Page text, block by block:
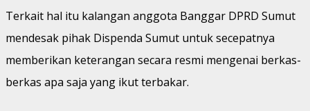
Terkait hal itu kalangan anggota Banggar DPRD Sumut
mendesak pihak Dispenda Sumut untuk secepatnya
memberikan keterangan secara resmi mengenai berkas-
berkas apa saja yang ikut terbakar.